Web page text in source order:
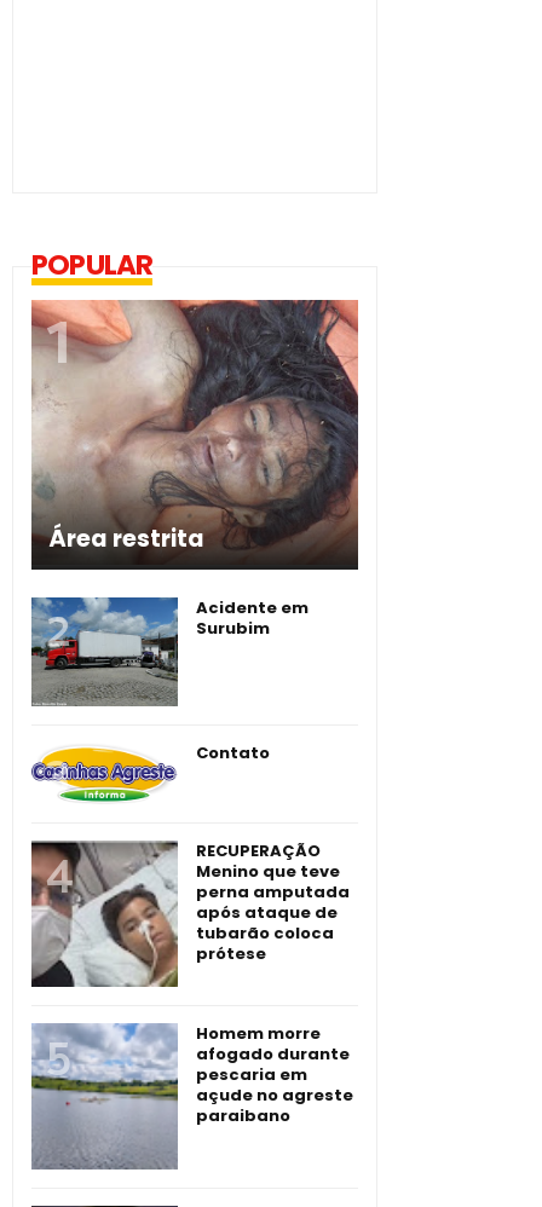
POPULAR
Área restrita
Acidente em
Surubim
Contato
RECUPERAÇÃO
Menino que teve
perna amputada
após ataque de
tubarão coloca
prótese
Homem morre
afogado durante
pescaria em
açude no agreste
paraibano